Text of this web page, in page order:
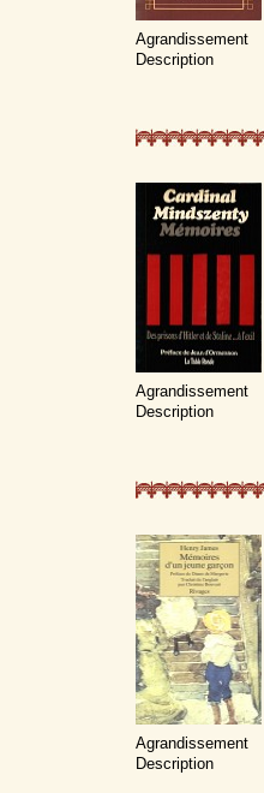
Agrandissement
Description
Agrandissement
Description
Agrandissement
Description